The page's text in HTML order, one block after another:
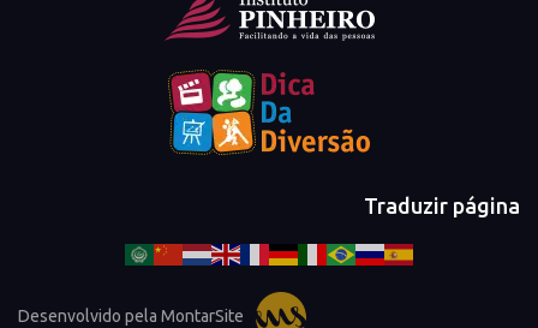
Traduzir página
Desenvolvido pela MontarSite